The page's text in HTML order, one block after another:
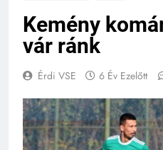
Kemény
vár ránk
Érdi VSE 6 Év Ezelőtt